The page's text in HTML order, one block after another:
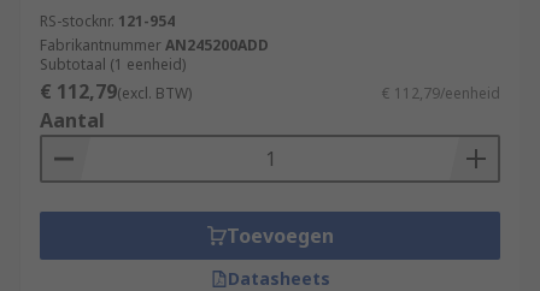
RS-stocknr. 121-954
FabrikantnummerAN245200ADD
Subtotaal (1 eenheid)
€ 112,79(excl. BTW) € 112,79/eenheid
Aantal
Toevoegen
Datasheets